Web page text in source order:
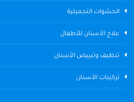
الحشوات التجميلية
علاج الأسنان للأطفال
تنظيف وتبييض الأسنان
تركيبات الأسنان